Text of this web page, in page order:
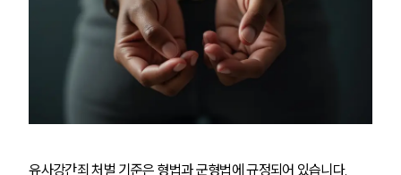
유사강간죄 처벌 기준은 형법과 군형법에 규정되어 있습니다.